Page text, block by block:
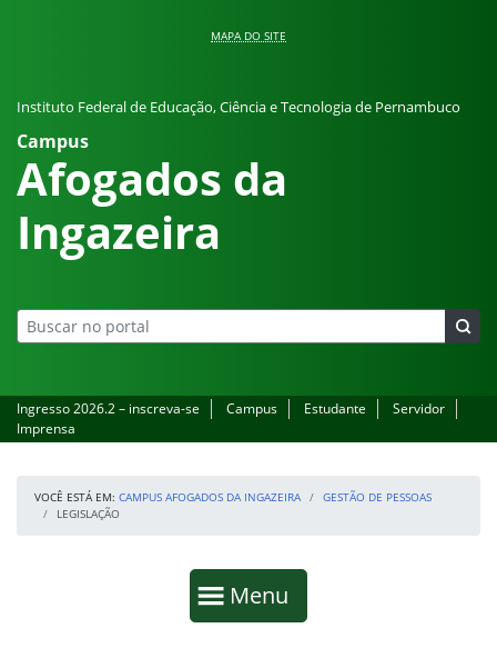
MAPA DO SITE
Instituto Federal de Educação, Ciência e Tecnologia de Pernambuco
Campus
Afogados da
Ingazeira
Ingresso 2026.2 – inscreva-se Campus Estudante
Servidor
Imprensa
VOCÊ ESTÁ EM: CAMPUS AFOGADOS DA INGAZEIRA
GESTÃO DE PESSOAS
LEGISLAÇÃO
Mostrar
Menu